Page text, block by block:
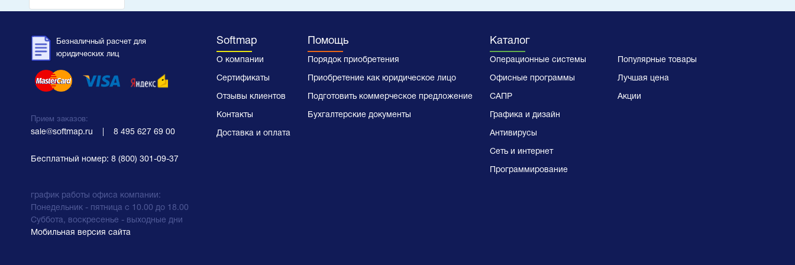
Безналичный расчет для
юридических лиц
Прием заказов:
sale@softmap.ru 8 495 627 69 00
Бесплатный номер: 8 (800) 301-09-37
график работы офиса компании:
Понедельник - пятница с 10.00 до 18.00
Суббота, воскресенье - выходные дни
Softmap
О компании
Сертификаты
Отзывы клиентов
Контакты
Доставка и оплата
Помощь
Порядок приобретения
Приобретение как юридическое лицо
Подготовить коммерческое предложение
Бухгалтерские документы
Каталог
Операционные системы
Офисные программы
САПР
Графика и дизайн
Антивирусы
Сеть и интернет
Программирование
Популярные товары
Лучшая цена
Акции
Мобильная версия сайта